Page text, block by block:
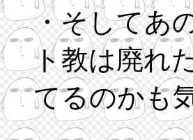
・そしてあ
ト教は廃れ
てるのかも